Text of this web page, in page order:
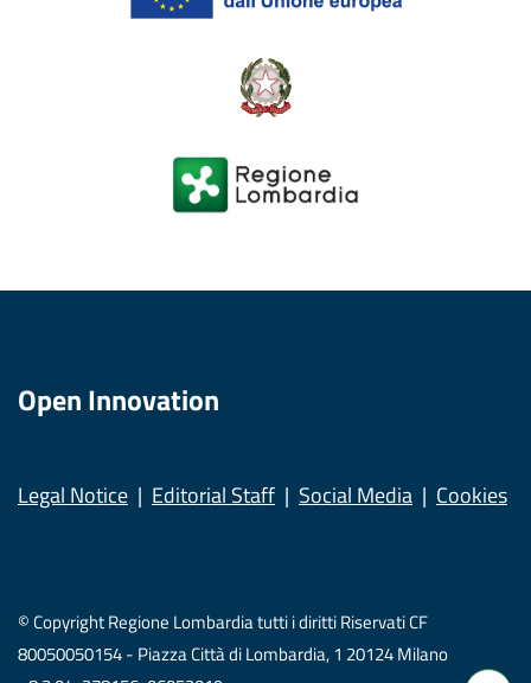
Open Innovation
Legal Notice Editorial Staff Social Media Cookies
© Copyright Regione Lombardia tutti i diritti Riservati CF
80050050154 - Piazza Città di Lombardia, 1 20124 Milano